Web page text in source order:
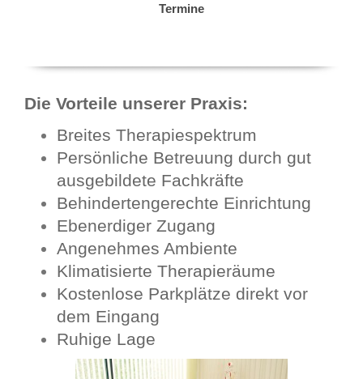
Termine
Die Vorteile unserer Praxis:
Breites Therapiespektrum
Persönliche Betreuung durch gut
ausgebildete Fachkräfte
Behindertengerechte Einrichtung
Ebenerdiger Zugang
Angenehmes Ambiente
Klimati​sierte Therapieräume
Kostenlose Parkplätze direkt vor
dem Eingang
Ruhige Lage